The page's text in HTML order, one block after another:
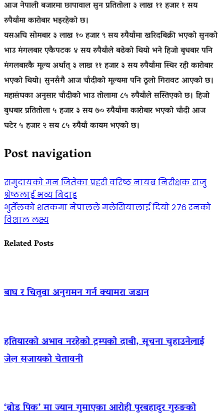
आज नेपाली बजारमा छापावाल सुन प्रतितोला ३ लाख ११ हजार १ सय
रुपैयाँमा कारोबार भइरहेको छ।
यसअघि सोमबार ३ लाख १० हजार ९ सय रुपैयाँमा खरिदबिक्री भएको सुनको
भाउ मंगलबार एकैपटक ४ सय रुपैयाँले बढेको थियो भने हिजो बुधबार पनि
मंगलबारकै मूल्य अर्थात् ३ लाख ११ हजार ३ सय रुपैयाँमा स्थिर रही कारोबार
भएको थियो। सुनसँगै आज चाँदीको मूल्यमा पनि ठूलो गिरावट आएको छ।
महासंघका अनुसार चाँदीको भाउ तोलामा ८५ रुपैयाँले सस्तिएको छ। हिजो
बुधबार प्रतितोला ५ हजार ३ सय ७० रुपैयाँमा कारोबार भएको चाँदी आज
घटेर ५ हजार २ सय ८५ रुपैयाँ कायम भएको छ।
Post navigation
समुदायको मन जितेका प्रहरी वरिष्ठ नायब निरीक्षक राजु
श्रेष्ठलाई भव्य बिदाइ
भुर्तेलको शतकमा नेपालले मलेसियालाई दियो २७६ रनको
विशाल लक्ष्य
Related Posts
बाघ र चितुवा अनुगमन गर्न क्यामरा जडान
हतियारको अभाव नरहेको ट्रम्पको दाबी, सूचना चुहाउनेलाई
जेल सजायको चेतावनी
‘ब्रोड पिक’ मा ज्यान गुमाएका आराेही पुरबहादुर गुरुङको